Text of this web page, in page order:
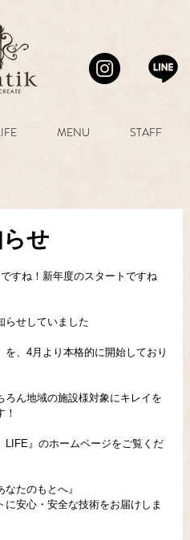
MENU STAFF
せ
すね！新年度のスタートですね
らせしていました
を、4月より本格的に開始しており
ろん地域の施設様対象にキレイを
！
LIFE』のホームページをご覧くだ
なたのもとへ』
に安心・安全な技術をお届けしま